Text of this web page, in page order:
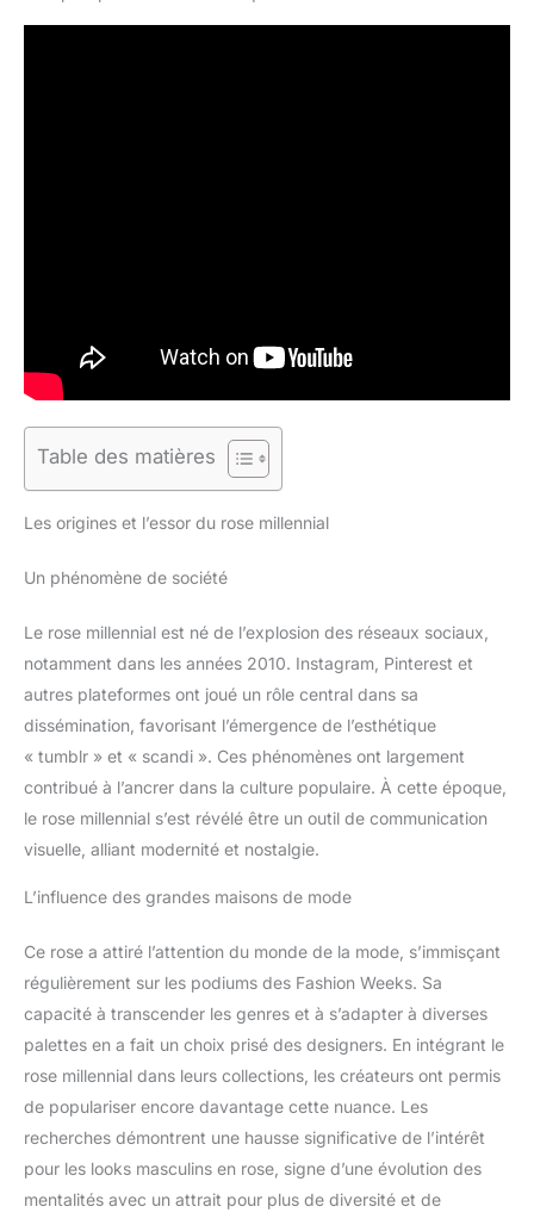
Table des matières
Les origines et l’essor du rose millennial
Un phénomène de société
Le rose millennial est né de l’explosion des réseaux sociaux,
notamment dans les années 2010. Instagram, Pinterest et
autres plateformes ont joué un rôle central dans sa
dissémination, favorisant l’émergence de l’esthétique
« tumblr » et « scandi ». Ces phénomènes ont largement
contribué à l’ancrer dans la culture populaire. À cette époque,
le rose millennial s’est révélé être un outil de communication
visuelle, alliant modernité et nostalgie.
L’influence des grandes maisons de mode
Ce rose a attiré l’attention du monde de la mode, s’immisçant
régulièrement sur les podiums des Fashion Weeks. Sa
capacité à transcender les genres et à s’adapter à diverses
palettes en a fait un choix prisé des designers. En intégrant le
rose millennial dans leurs collections, les créateurs ont permis
de populariser encore davantage cette nuance. Les
recherches démontrent une hausse significative de l’intérêt
pour les looks masculins en rose, signe d’une évolution des
mentalités avec un attrait pour plus de diversité et de